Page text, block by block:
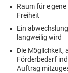
Raum für
Freiheit
Ein
langweilig wird
Die Möglichkeit,
Förderbedarf
Auftrag